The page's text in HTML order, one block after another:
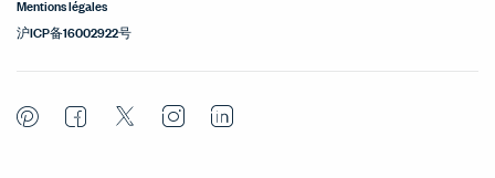
Mentions légales
沪ICP备16002922号
PinterestFacebook
TwitterInstagramLinkedIn